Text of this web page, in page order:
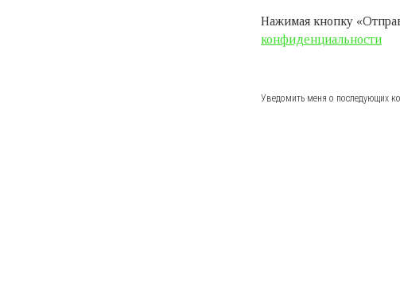
Нажимая кнопку
конфиденциальности
Уведомить меня о последующих